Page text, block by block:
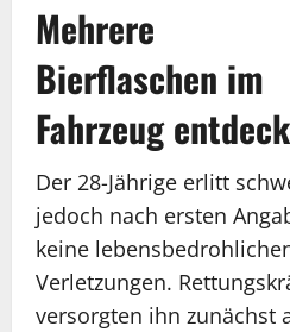
Mehrere
Bierflaschen im
Fahrzeug
Der 28-Jährige erlitt
jedoch nach ersten
keine
Verletzungen.
versorgten ihn zunächst